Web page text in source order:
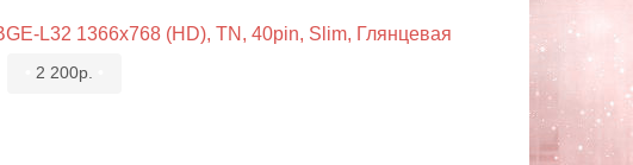
L32 1366x768 (HD), TN, 40pin, Slim, Глянцевая
2 200р.